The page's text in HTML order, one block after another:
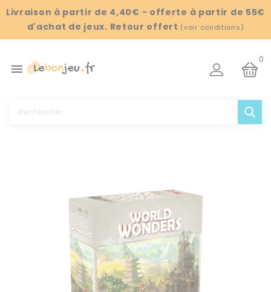
Livraison à partir de 4,40€ - offerte à partir de 55€
d'achat de jeux. Retour offert (voir conditions)

0
Panneau de gestion des cookies